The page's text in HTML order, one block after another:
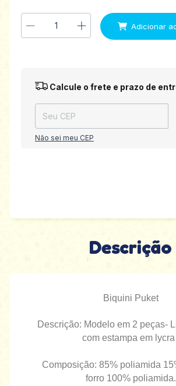
Entregas para o CEP:
Calcule o frete e prazo de
Não sei meu CEP
Descrição
Biquini Puket
Descrição: Modelo em 2 peças-
com estampa em lycra
Composição: 85% poliamida
forro 100% poliamida.